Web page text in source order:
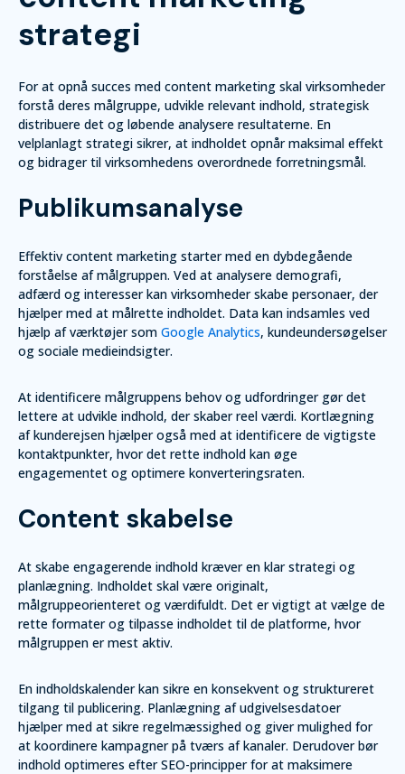
strategi
For at opnå succes med content marketing skal virksomheder
forstå deres målgruppe, udvikle relevant indhold, strategisk
distribuere det og løbende analysere resultaterne. En
velplanlagt strategi sikrer, at indholdet opnår maksimal effekt
og bidrager til virksomhedens overordnede forretningsmål.
Publikumsanalyse
Effektiv content marketing starter med en dybdegående
forståelse af målgruppen. Ved at analysere demografi,
adfærd og interesser kan virksomheder skabe personaer, der
hjælper med at målrette indholdet. Data kan indsamles ved
hjælp af værktøjer som Google Analytics, kundeundersøgelser
og sociale medieindsigter.
At identificere målgruppens behov og udfordringer gør det
lettere at udvikle indhold, der skaber reel værdi. Kortlægning
af kunderejsen hjælper også med at identificere de vigtigste
kontaktpunkter, hvor det rette indhold kan øge
engagementet og optimere konverteringsraten.
Content skabelse
At skabe engagerende indhold kræver en klar strategi og
planlægning. Indholdet skal være originalt,
målgruppeorienteret og værdifuldt. Det er vigtigt at vælge de
rette formater og tilpasse indholdet til de platforme, hvor
målgruppen er mest aktiv.
En indholdskalender kan sikre en konsekvent og struktureret
tilgang til publicering. Planlægning af udgivelsesdatoer
hjælper med at sikre regelmæssighed og giver mulighed for
at koordinere kampagner på tværs af kanaler. Derudover bør
indhold optimeres efter SEO-principper for at maksimere